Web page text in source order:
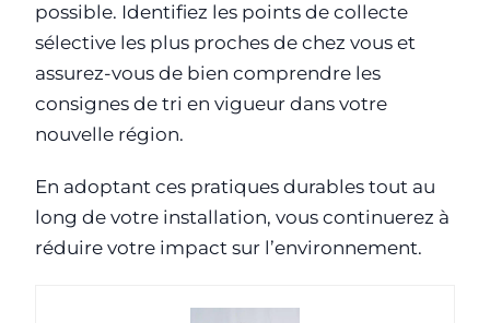
possible. Identifiez les points de collecte
sélective les plus proches de chez vous et
assurez-vous de bien comprendre les
consignes de tri en vigueur dans votre
nouvelle région.
En adoptant ces pratiques durables tout au
long de votre installation, vous continuerez à
réduire votre impact sur l’environnement.